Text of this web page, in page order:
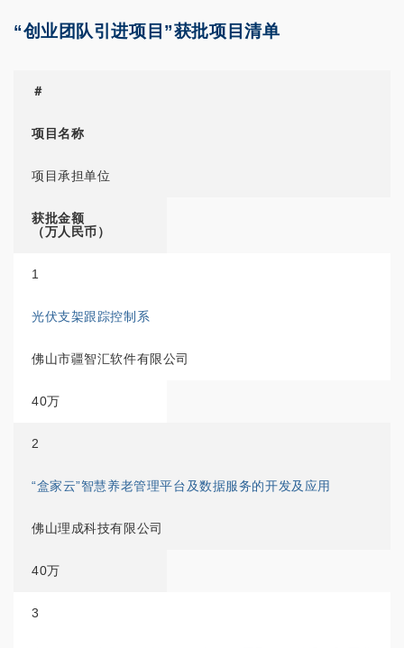
“创业团队引进项目”获批项目清单
＃
项目名称
项目承担单位
获批金额
（万人民币）
1
光伏支架跟踪控制系
佛山市疆智汇软件有限公司
40万
2
“盒家云”智慧养老管理平台及数据服务的开发及应用
佛山理成科技有限公司
40万
3